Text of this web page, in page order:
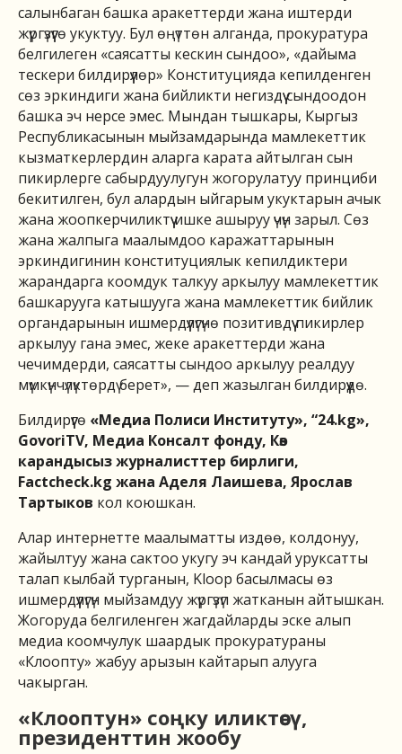
салынбаган башка аракеттерди жана иштерди
жүргүзүүгө укуктуу. Бул өңүттөн алганда, прокуратура
белгилеген «саясатты кескин сындоо», «дайыма
тескери билдирүүлөр» Конституцияда кепилденген
сөз эркиндиги жана бийликти негиздүү сындоодон
башка эч нерсе эмес. Мындан тышкары, Кыргыз
Республикасынын мыйзамдарында мамлекеттик
кызматкерлердин аларга карата айтылган сын
пикирлерге сабырдуулугун жогорулатуу принциби
бекитилген, бул алардын ыйгарым укуктарын ачык
жана жоопкерчиликтүү ишке ашыруу үчүн зарыл. Сөз
жана жалпыга маалымдоо каражаттарынын
эркиндигинин конституциялык кепилдиктери
жарандарга коомдук талкуу аркылуу мамлекеттик
башкарууга катышууга жана мамлекеттик бийлик
органдарынын ишмердүүлүгүнө позитивдүү пикирлер
аркылуу гана эмес, жеке аракеттерди жана
чечимдерди, саясатты сындоо аркылуу реалдуу
мүмкүнчүлүктөрдү берет», — деп жазылган билдирүүдө.
Билдирүүгө «Медиа Полиси Институту», “24.kg»,
GovoriTV, Медиа Консалт фонду, Көз
карандысыз журналисттер бирлиги,
Factcheck.kg жана Аделя Лаишева, Ярослав
Тартыков кол коюшкан.
Алар интернетте маалыматты издөө, колдонуу,
жайылтуу жана сактоо укугу эч кандай уруксатты
талап кылбай турганын, Kloop басылмасы өз
ишмердүүлүгүн мыйзамдуу жүргүзүп жатканын айтышкан.
Жогоруда белгиленген жагдайларды эске алып
медиа коомчулук шаардык прокуратураны
«Клоопту» жабуу арызын кайтарып алууга
чакырган.
«Клооптун» соңку иликтөөсү,
президенттин жообу